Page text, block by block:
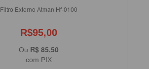
Filtro Externo Atman Hf-0100
R$95,00
Ou R$ 85,50
com PIX